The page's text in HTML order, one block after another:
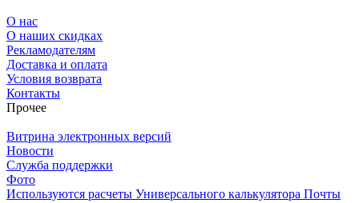
О нас
О наших скидках
Рекламодателям
Доставка и оплата
Условия возврата
Контакты
Прочее
Витрина электронных версий
Новости
Служба поддержки
Фото
Используются расчеты Универсального калькулятора Почты